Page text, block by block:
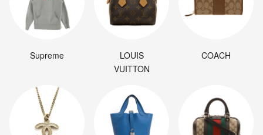
Supreme
LOUIS
VUITTON
COACH